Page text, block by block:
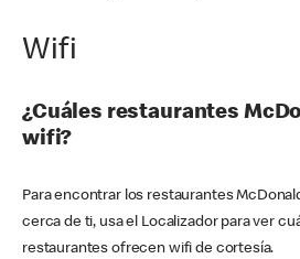
Wifi
¿Cuáles restaurantes
wifi?
Para encontrar los restaurantes
cerca de ti, usa el Localizador para ver
restaurantes ofrecen wifi de cortesía.